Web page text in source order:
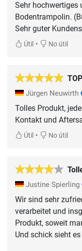
Sehr hochwertiges
Bodentrampolin.
Sehr guter
Útil • No útil
Jürgen Neuwirth
Tolles Produkt,
Útil • No útil
Justine Spierling
Wir sind sehr
verarbeitet und
Produkt, soweit
Und schick sieht